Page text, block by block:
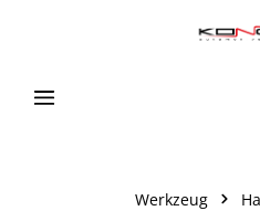
Werkzeug